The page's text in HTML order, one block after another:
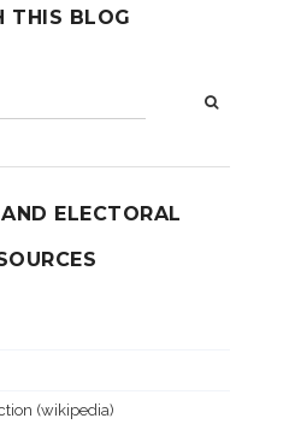
THIS BLOG
ELECTORAL
(wikipedia)